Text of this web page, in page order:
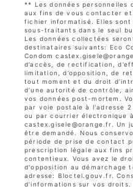
** Les données personnelles
aux fins de vous contacter
fichier informatisé. Elles
sous-traitants dans le seul
Les données collectées
destinataires suivants: Eco
Condom
d’accès, de rectification,
limitation, d’opposition, de
tout moment et du droit
d’une autorité de contrôle,
vos données post-mortem.
par voie postale à l'adresse 2
ou par courrier électronique
castex.gisele@orange.fr.
être demandé. Nous
période de prise de contact
prescription légale aux fins
contentieux. Vous avez le
d'opposition au démarchage
adresse: Bloctel.gouv.fr.
d’informations sur vos droits.